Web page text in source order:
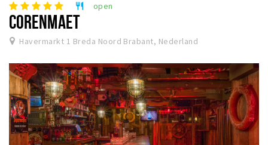
restaurant open
CORENMAET
Havermarkt 1 Breda Noord Brabant, Nederland